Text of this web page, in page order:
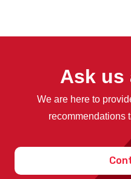
Ask us
We are here to
recommendations